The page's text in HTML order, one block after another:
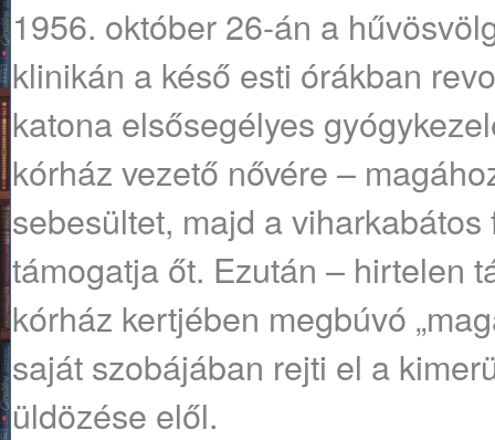
1956. október 26-án a
klinikán a késő esti órákban
katona elsősegélyes
kórház vezető nővére –
sebesültet, majd a
támogatja őt. Ezután – hirtelen
kórház kertjében megbúvó
saját szobájában rejti el a
üldözése elől.